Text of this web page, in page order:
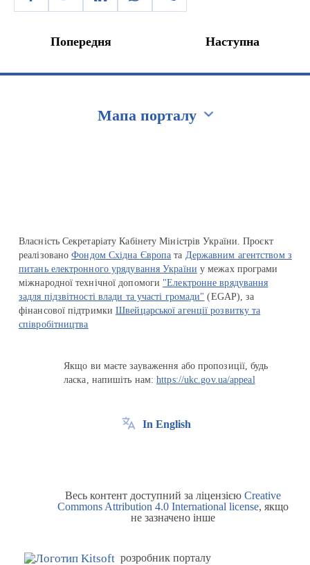
Попередня Наступна
Мапа порталу
Власність Секретаріату Кабінету Міністрів України. Проєкт
реалізованоФондом Східна Європа та Державним агентством з
питань електронного урядування України у межах програми
міжнародної технічної допомоги "Електронне врядування
задля підзвітності влади та участі громади" (EGAP), за
фінансової підтримкиШвейцарської агенції розвитку та
співробітництва
Якщо ви маєте зауваження або пропозиції, будь
ласка, напишіть нам:https://ukc.gov.ua/appeal
In English
Весь контент доступний за ліцензією Creative
Commons Attribution 4.0 International license, якщо
не зазначено інше
розробник порталу